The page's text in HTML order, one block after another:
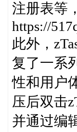
注册表等
https://
此外，
复了一系
性和用户
压后双击
并通过编